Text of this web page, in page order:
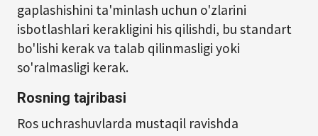
gaplashishini ta'minlash uchun o'zlarini
isbotlashlari kerakligini his qilishdi, bu standart
bo'lishi kerak va talab qilinmasligi yoki
so'ralmasligi kerak.
Rosning tajribasi
Ros uchrashuvlarda mustaqil ravishda